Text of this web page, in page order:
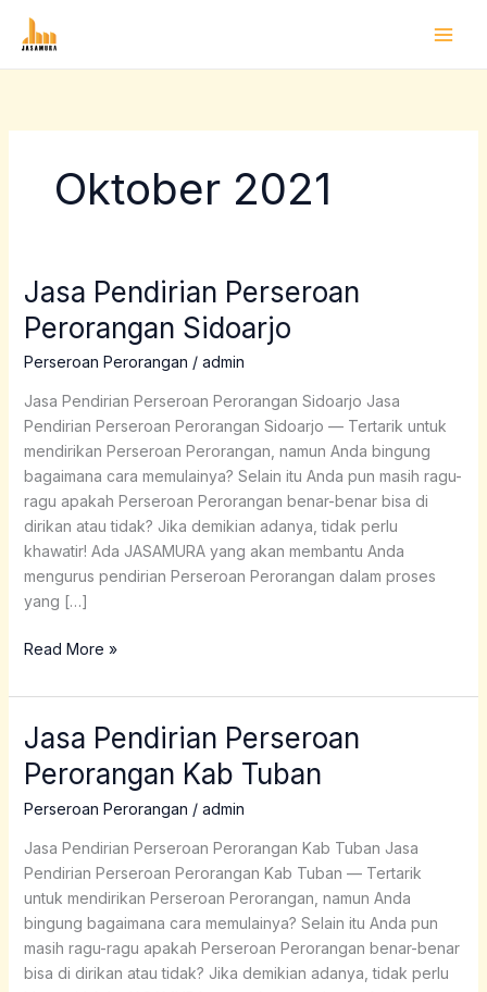
Oktober 2021
Jasa Pendirian Perseroan
Perorangan Sidoarjo
Perseroan Perorangan / admin
Jasa Pendirian Perseroan Perorangan Sidoarjo Jasa
Pendirian Perseroan Perorangan Sidoarjo — Tertarik untuk
mendirikan Perseroan Perorangan, namun Anda bingung
bagaimana cara memulainya? Selain itu Anda pun masih ragu-
ragu apakah Perseroan Perorangan benar-benar bisa di
dirikan atau tidak? Jika demikian adanya, tidak perlu
khawatir! Ada JASAMURA yang akan membantu Anda
mengurus pendirian Perseroan Perorangan dalam proses
yang […]
Jasa
Perseroan
Perorangan
Read More »
Jasa Pendirian Perseroan
Perorangan Kab Tuban
Perseroan Perorangan / admin
Jasa Pendirian Perseroan Perorangan Kab Tuban Jasa
Pendirian Perseroan Perorangan Kab Tuban — Tertarik
untuk mendirikan Perseroan Perorangan, namun Anda
bingung bagaimana cara memulainya? Selain itu Anda pun
masih ragu-ragu apakah Perseroan Perorangan benar-benar
bisa di dirikan atau tidak? Jika demikian adanya, tidak perlu
Jasa
Perseroan
Perorangan
Tuban